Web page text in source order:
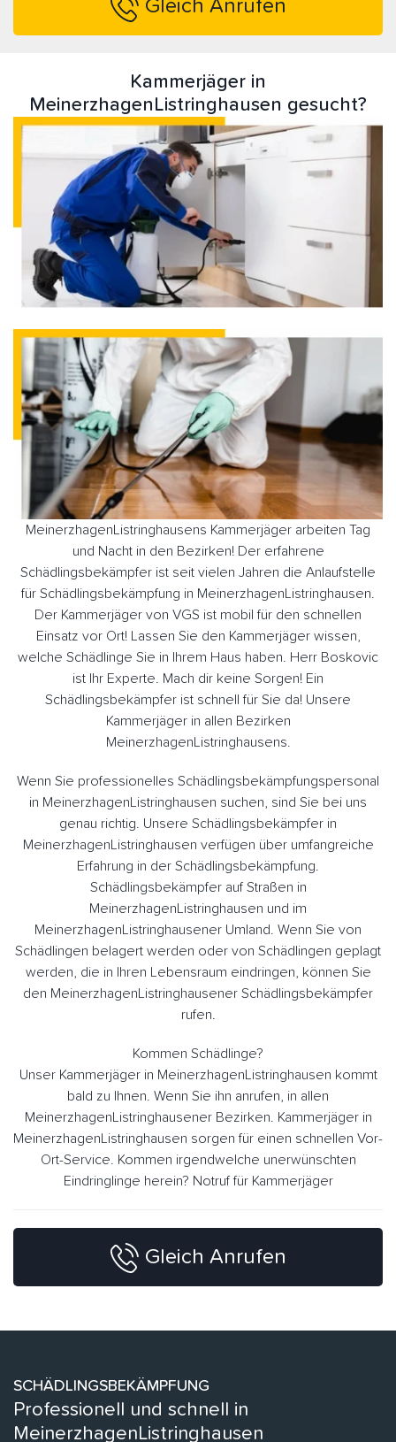
Gleich Anrufen
Kammerjäger in
MeinerzhagenListringhausen gesucht?
MeinerzhagenListringhausens Kammerjäger arbeiten Tag
und Nacht in den Bezirken! Der erfahrene
Schädlingsbekämpfer ist seit vielen Jahren die Anlaufstelle
für Schädlingsbekämpfung in MeinerzhagenListringhausen.
Der Kammerjäger von VGS ist mobil für den schnellen
Einsatz vor Ort! Lassen Sie den Kammerjäger wissen,
welche Schädlinge Sie in Ihrem Haus haben. Herr Boskovic
ist Ihr Experte. Mach dir keine Sorgen! Ein
Schädlingsbekämpfer ist schnell für Sie da! Unsere
Kammerjäger in allen Bezirken
MeinerzhagenListringhausens.
Wenn Sie professionelles Schädlingsbekämpfungspersonal
in MeinerzhagenListringhausen suchen, sind Sie bei uns
genau richtig. Unsere Schädlingsbekämpfer in
MeinerzhagenListringhausen verfügen über umfangreiche
Erfahrung in der Schädlingsbekämpfung.
Schädlingsbekämpfer auf Straßen in
MeinerzhagenListringhausen und im
MeinerzhagenListringhausener Umland. Wenn Sie von
Schädlingen belagert werden oder von Schädlingen geplagt
werden, die in Ihren Lebensraum eindringen, können Sie
den MeinerzhagenListringhausener Schädlingsbekämpfer
rufen.
Kommen Schädlinge?
Unser Kammerjäger in MeinerzhagenListringhausen kommt
bald zu Ihnen. Wenn Sie ihn anrufen, in allen
MeinerzhagenListringhausener Bezirken. Kammerjäger in
MeinerzhagenListringhausen sorgen für einen schnellen Vor-
Ort-Service. Kommen irgendwelche unerwünschten
Eindringlinge herein? Notruf für Kammerjäger
Gleich Anrufen
SCHÄDLINGSBEKÄMPFUNG
Professionell und schnell in
MeinerzhagenListringhausen